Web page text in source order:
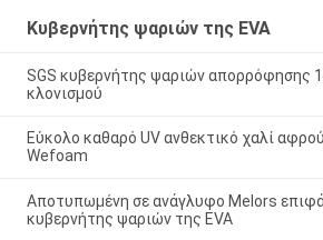
Κυβερνήτης ψαριών της EVA
SGS κυβερνήτης ψαριών απορρόφησης
κλονισμού
Εύκολο καθαρό UV ανθεκτικό χαλί
Wefoam
Αποτυπωμένη σε ανάγλυφο Melors
κυβερνήτης ψαριών της EVA